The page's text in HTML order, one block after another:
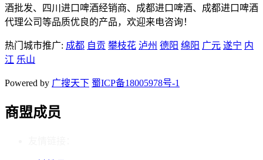
酒批发、四川进口啤酒经销商、成都进口啤酒、成都进口啤酒
代理公司等品质优良的产品，欢迎来电咨询！
热门城市推广: 成都 自贡 攀枝花 泸州 德阳 绵阳 广元 遂宁 内
江 乐山
Powered by 广搜天下 蜀ICP备18005978号-1
商盟成员